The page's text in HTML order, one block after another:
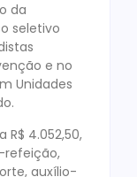
da
seletivo
e no
Unidades
R$ 4.052,50,
refeição,
auxílio-